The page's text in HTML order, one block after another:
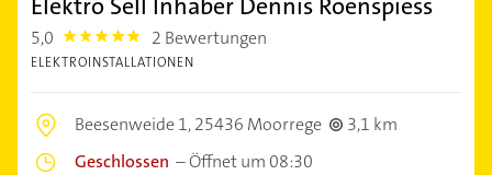
5,0 5.0 2 Bewertungen
ELEKTROINSTALLATIONEN
Beesenweide 1,25436 Moorrege
3,1 km
Geschlossen –Öffnet um 08:30